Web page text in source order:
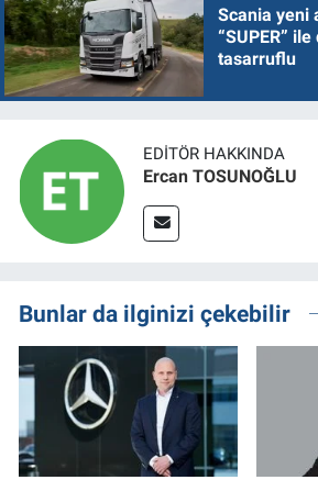
Scania yeni
“SUPER”
tasarruflu
EDITÖR HAKKINDA
Ercan TOSUNOĞLU
Bunlar da ilginizi çekebilir